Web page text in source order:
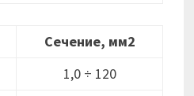
Сечение, мм2
1,0 ÷ 120